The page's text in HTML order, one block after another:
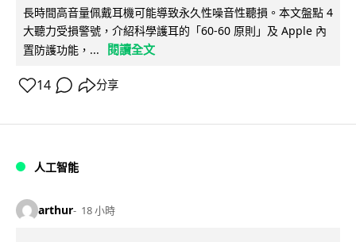
長時間高音量佩戴耳機可能導致永久性噪音性聽損。本文盤點 4
大聽力受損警號，介紹科學護耳的「60-60 原則」及 Apple 內
置防護功能，...
閱讀全文
14 分享
人工智能
arthur 18 小時